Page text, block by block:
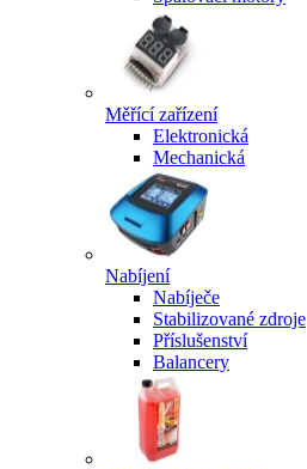
Měřící zařízení
Elektronická
Mechanická
Nabíjení
Nabíječe
Stabilizované zdroje
Příslušenství
Balancery